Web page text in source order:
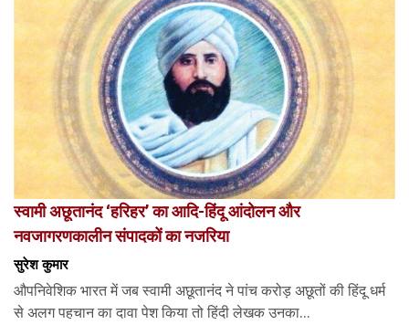
स्वामी अछूतानंद ‘हरिहर’ का आदि-हिंदू आंदोलन और
नवजागरणकालीन संपादकों का नजरिया
सुरेश कुमार
औपनिवेशिक भारत में जब स्वामी अछूतानंद ने पांच करोड़ अछूतों की हिंदू धर्म
से अलग पहचान का दावा पेश किया तो हिंदी लेखक उनका...